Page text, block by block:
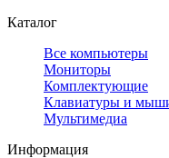
Каталог
Все компьютеры
Мониторы
Комплектующие
Клавиатуры и
Мультимедиа
Информация